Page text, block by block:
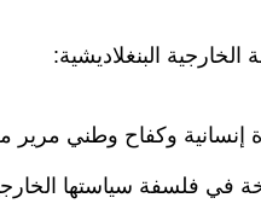
البنغلاديشية:
وكفاح وطني مرير
في فلسفة سياستها